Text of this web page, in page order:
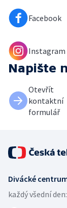
Facebook
Instagram
Napište
Otevřít
kontaktní
formulář
Divácké
každý všední den: